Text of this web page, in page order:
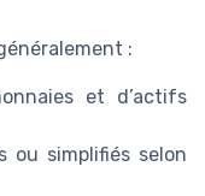
:
et d’actifs
ou simplifiés selon